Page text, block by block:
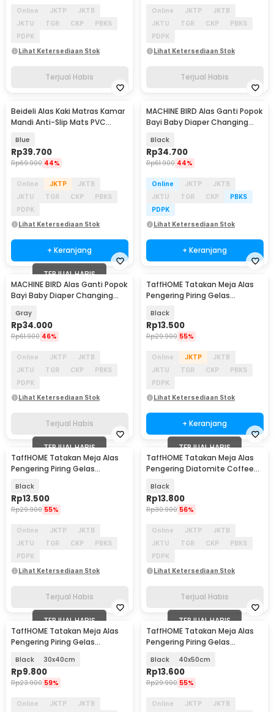
Online JKTP
JKTB
JKTU
TGR CKP
PBKS
PDPK
Lihat Ketersediaan Stok
Terjual Habis
Online JKTP
JKTB
JKTU
TGR CKP
PBKS
PDPK
Lihat Ketersediaan Stok
Terjual Habis
Beideli Alas Kaki Matras Kamar
Mandi Anti-Slip Mats PVC
Blue
Rp39.700
Rp69.900 44%
Online JKTP
JKTB
JKTU
TGR CKP
PBKS
PDPK
Lihat Ketersediaan Stok
+ Keranjang
MACHINE BIRD Alas Ganti Popok
Bayi Baby Diaper Changing
Black
Rp34.700
Rp61.900 44%
Online JKTP
JKTB
JKTU
TGR CKP
PBKS
PDPK
Lihat Ketersediaan Stok
+ Keranjang
TERJUAL HABIS
MACHINE BIRD Alas Ganti Popok
Bayi Baby Diaper Changing
Gray
Rp34.000
Rp61.900 46%
Online JKTP
JKTB
JKTU
TGR CKP
PBKS
PDPK
Lihat Ketersediaan Stok
Terjual Habis
TaffHOME Tatakan Meja Alas
Pengering Piring Gelas
Black
Rp13.500
Rp29.900 55%
Online JKTP
JKTB
JKTU
TGR CKP
PBKS
PDPK
Lihat Ketersediaan Stok
+ Keranjang
TERJUAL HABIS
TaffHOME Tatakan Meja Alas
Pengering Piring Gelas
Black
Rp13.500
Rp29.900 55%
Online JKTP
JKTB
JKTU
TGR CKP
PBKS
PDPK
Lihat Ketersediaan Stok
Terjual Habis
TERJUAL HABIS
TaffHOME Tatakan Meja Alas
Pengering Diatomite Coffee
Black
Rp13.800
Rp30.900 56%
Online JKTP
JKTB
JKTU
TGR CKP
PBKS
PDPK
Lihat Ketersediaan Stok
Terjual Habis
TERJUAL HABIS
TaffHOME Tatakan Meja Alas
Pengering Piring Gelas
Black 30x40cm
Rp9.800
Rp23.900 59%
Online JKTP
JKTB
TERJUAL HABIS
TaffHOME Tatakan Meja Alas
Pengering Piring Gelas
Black 40x50cm
Rp13.600
Rp29.900 55%
Online JKTP
JKTB